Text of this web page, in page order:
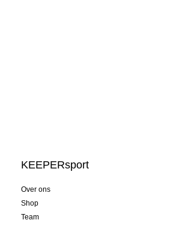
KEEPERsport
Over ons
Shop
Team